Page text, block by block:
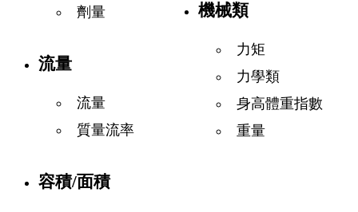
劑量
流量
流量
質量流率
容積/面積
機械類
力矩
力學類
身高體重指數
重量